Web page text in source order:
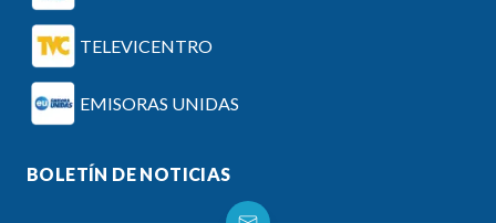
TELEVICENTRO
EMISORAS UNIDAS
BOLETÍN DE NOTICIAS